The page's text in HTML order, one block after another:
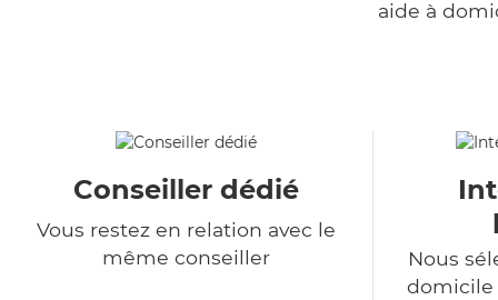
aide à
Conseiller dédié
Vous restez en relation avec le
même conseiller
Nous
domicile